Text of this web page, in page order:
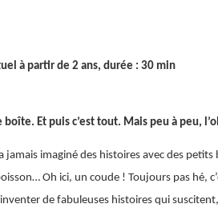
à partir de 2 ans, durée : 30 min
boîte. Et puis c’est tout. Mais peu à peu,
jamais imaginé des histoires avec des
Oh ici, un coude ! Toujours pas hé,
inventer de fabuleuses histoires qui